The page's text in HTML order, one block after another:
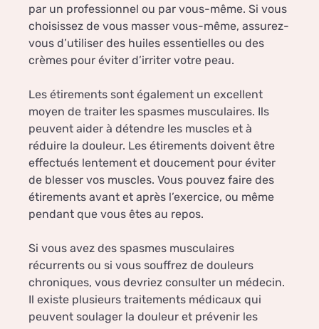
par un professionnel ou par vous-même. Si vous
choisissez de vous masser vous-même, assurez-
vous d’utiliser des huiles essentielles ou des
crèmes pour éviter d’irriter votre peau.
Les étirements sont également un excellent
moyen de traiter les spasmes musculaires. Ils
peuvent aider à détendre les muscles et à
réduire la douleur. Les étirements doivent être
effectués lentement et doucement pour éviter
de blesser vos muscles. Vous pouvez faire des
étirements avant et après l’exercice, ou même
pendant que vous êtes au repos.
Si vous avez des spasmes musculaires
récurrents ou si vous souffrez de douleurs
chroniques, vous devriez consulter un médecin.
Il existe plusieurs traitements médicaux qui
peuvent soulager la douleur et prévenir les